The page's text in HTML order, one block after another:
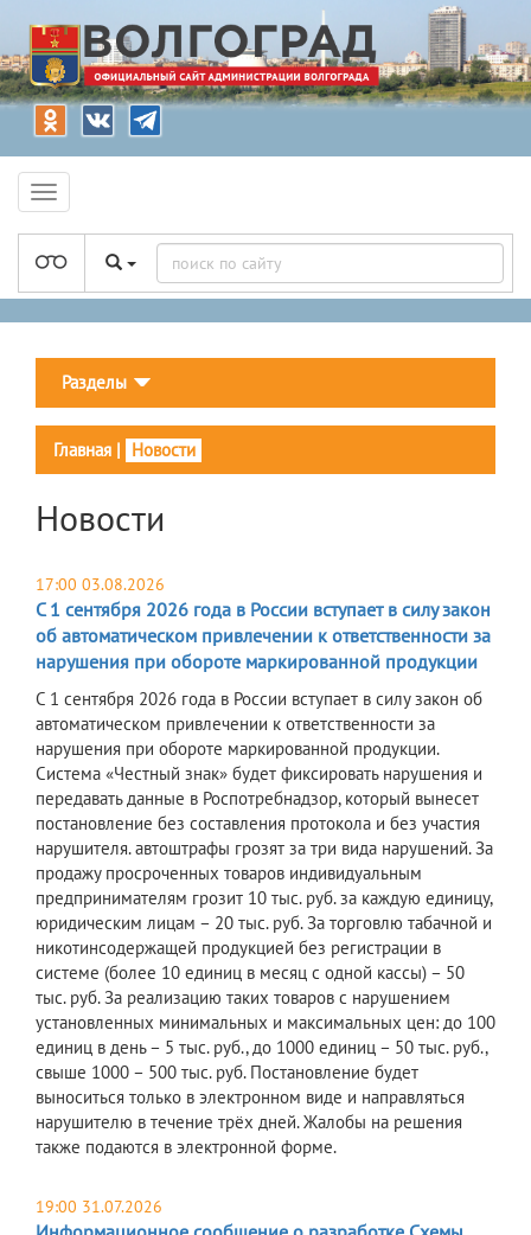
Разделы
Главная | Новости
Новости
17:00 03.08.2026
С 1 сентября 2026 года в России вступает в силу закон
об автоматическом привлечении к ответственности за
нарушения при обороте маркированной продукции
С 1 сентября 2026 года в России вступает в силу закон об
автоматическом привлечении к ответственности за
нарушения при обороте маркированной продукции.
Система «Честный знак» будет фиксировать нарушения и
передавать данные в Роспотребнадзор, который вынесет
постановление без составления протокола и без участия
нарушителя. автоштрафы грозят за три вида нарушений. За
продажу просроченных товаров индивидуальным
предпринимателям грозит 10 тыс. руб. за каждую единицу,
юридическим лицам – 20 тыс. руб. За торговлю табачной и
никотинсодержащей продукцией без регистрации в
системе (более 10 единиц в месяц с одной кассы) – 50
тыс. руб. За реализацию таких товаров с нарушением
установленных минимальных и максимальных цен: до 100
единиц в день – 5 тыс. руб., до 1000 единиц – 50 тыс. руб.,
свыше 1000 – 500 тыс. руб. Постановление будет
выноситься только в электронном виде и направляться
нарушителю в течение трёх дней. Жалобы на решения
также подаются в электронной форме.
19:00 31.07.2026